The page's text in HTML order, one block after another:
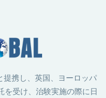
提携し、英国、ヨーロッパ
を受け、治験実施の際に日